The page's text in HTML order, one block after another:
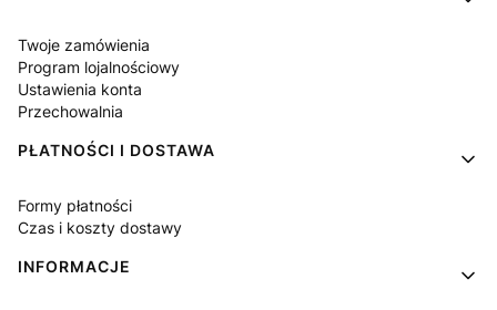
Twoje zamówienia
Program lojalnościowy
Ustawienia konta
Przechowalnia
PŁATNOŚCI I DOSTAWA
Formy płatności
Czas i koszty dostawy
INFORMACJE